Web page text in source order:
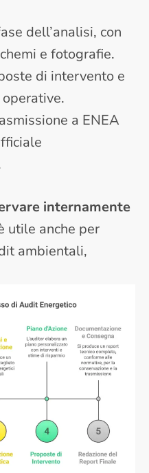
dell’analisi, con
e fotografie.
di intervento e
a ENEA
internamente
utile anche per
ambientali,